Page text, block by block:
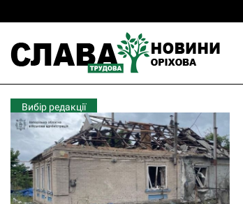
Вибір редакції